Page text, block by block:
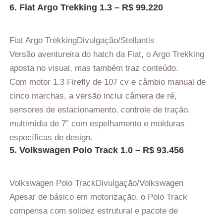
6. Fiat Argo Trekking 1.3 – R$ 99.220
Fiat Argo TrekkingDivulgação/Stellantis
Versão aventureira do hatch da Fiat, o Argo Trekking
aposta no visual, mas também traz conteúdo.
Com motor 1.3 Firefly de 107 cv e câmbio manual de
cinco marchas, a versão inclui câmera de ré,
sensores de estacionamento, controle de tração,
multimídia de 7” com espelhamento e molduras
específicas de design.
5. Volkswagen Polo Track 1.0 – R$ 93.456
Volkswagen Polo TrackDivulgação/Volkswagen
Apesar de básico em motorização, o Polo Track
compensa com solidez estrutural e pacote de